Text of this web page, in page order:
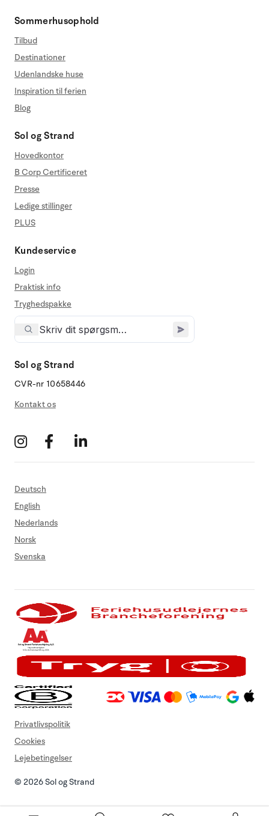
Sommerhusophold
Tilbud
Destinationer
Udenlandske huse
Inspiration til ferien
Blog
Sol og Strand
Hovedkontor
B Corp Certificeret
Presse
Ledige stillinger
PLUS
Kundeservice
Login
Praktisk info
Tryghedspakke
Sol og Strand
CVR-nr 10658446
Kontakt os
Deutsch
English
Nederlands
Norsk
Svenska
© 2026 Sol og Strand
Privatlivspolitik
Cookies
Lejebetingelser